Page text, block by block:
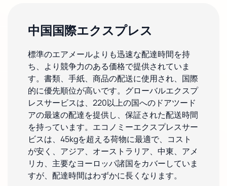
中国国際エクスプレス
標準のエアメールよりも迅速な配達時間を持
ち、より競争力のある価格で提供されていま
す。書類、手紙、商品の配送に使用され、国際
的に優先順位が高いです。グローバルエクスプ
レスサービスは、220以上の国へのドアツード
アの最速の配達を提供し、保証された配送時間
を持っています。エコノミーエクスプレスサー
ビスは、45kgを超える荷物に最適で、コスト
が安く、アジア、オーストラリア、中東、アメ
リカ、主要なヨーロッパ諸国をカバーしていま
すが、配達時間はわずかに長くなります。